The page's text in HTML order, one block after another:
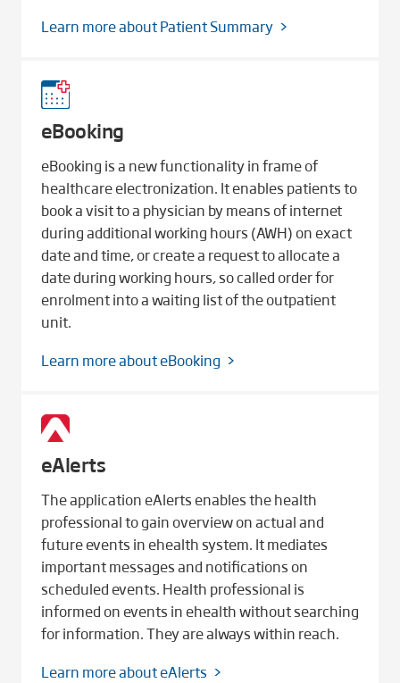
Learn more about Patient Summary
eBooking
eBooking is a new functionality in frame of
healthcare electronization. It enables patients to
book a visit to a physician by means of internet
during additional working hours (AWH) on exact
date and time, or create a request to allocate a
date during working hours, so called order for
enrolment into a waiting list of the outpatient
unit.
Learn more about eBooking
eAlerts
The application eAlerts enables the health
professional to gain overview on actual and
future events in ehealth system. It mediates
important messages and notifications on
scheduled events. Health professional is
informed on events in ehealth without searching
for information. They are always within reach.
Learn more about eAlerts